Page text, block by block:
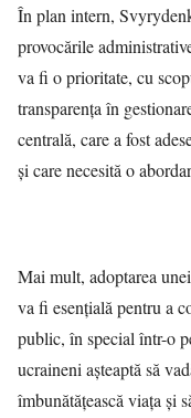
În plan intern,
provocările
va fi o prioritate, cu
transparența în
centrală, care a fost
și care necesită o
Mai mult, adoptarea
va fi esențială pentru a
public, în special într-o
ucraineni așteaptă să
îmbunătățească viața și